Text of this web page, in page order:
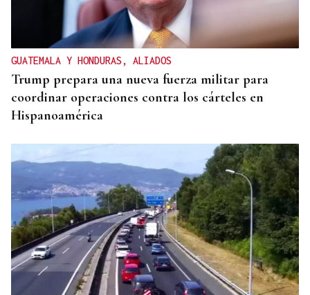
GUATEMALA Y HONDURAS, ALIADOS
Trump prepara una nueva fuerza militar para
coordinar operaciones contra los cárteles en
Hispanoamérica